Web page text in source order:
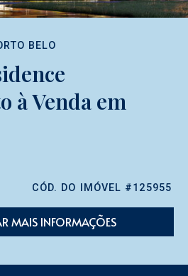
BELO
à Venda em
CÓD. DO IMÓVEL #125955
MAIS INFORMAÇÕES